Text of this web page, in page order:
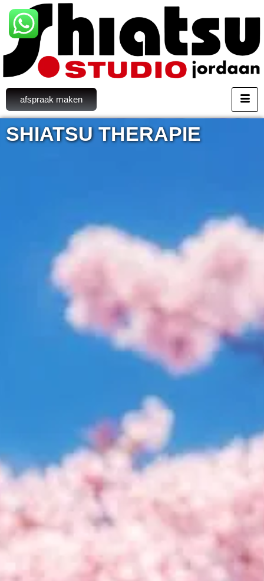
afspraak maken
SHIATSUTHERAPIE